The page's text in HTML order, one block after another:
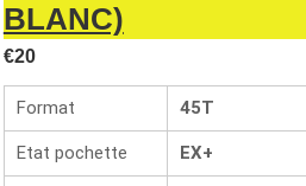
BLANC)
€20
Format 45T
Etat pochette EX+